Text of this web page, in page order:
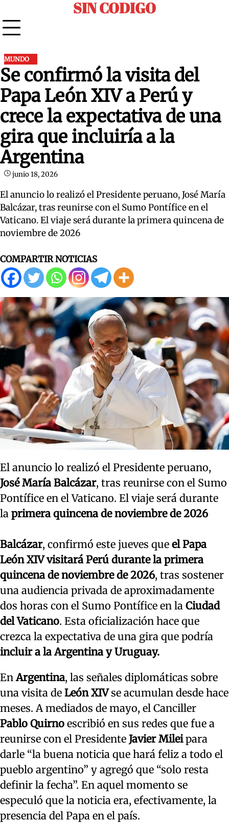
to
content
SIN CODIGO
MUNDO
Se confirmó la visita del
Papa León XIV a Perú y
crece la expectativa de una
gira que incluiría a la
Argentina
junio 18, 2026
El anuncio lo realizó el Presidente peruano, José María
Balcázar, tras reunirse con el Sumo Pontífice en el
Vaticano. El viaje será durante la primera quincena de
noviembre de 2026
COMPARTIR NOTICIAS
El anuncio lo realizó el Presidente peruano,
José María Balcázar, tras reunirse con el Sumo
Pontífice en el Vaticano. El viaje será durante
la primera quincena de noviembre de 2026
Balcázar, confirmó este jueves que el Papa
León XIV visitará Perú durante la primera
quincena de noviembre de 2026, tras sostener
una audiencia privada de aproximadamente
dos horas con el Sumo Pontífice en la Ciudad
del Vaticano. Esta oficialización hace que
crezca la expectativa de una gira que podría
incluir a la Argentina y Uruguay.
EnArgentina, las señales diplomáticas sobre
una visita de León XIVse acumulan desde hace
meses. A mediados de mayo, el Canciller
Pablo Quirno escribió en sus redes que fue a
reunirse con el Presidente Javier Mileipara
darle “la buena noticia que hará feliz a todo el
pueblo argentino” y agregó que “solo resta
definir la fecha”. En aquel momento se
especuló que la noticia era, efectivamente, la
presencia del Papa en el país.